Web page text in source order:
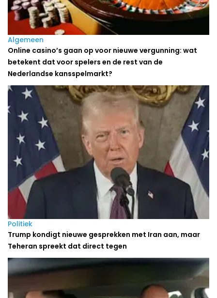
Algemeen
Online casino’s gaan op voor nieuwe vergunning: wat
betekent dat voor spelers en de rest van de
Nederlandse kansspelmarkt?
Politiek
Trump kondigt nieuwe gesprekken met Iran aan, maar
Teheran spreekt dat direct tegen